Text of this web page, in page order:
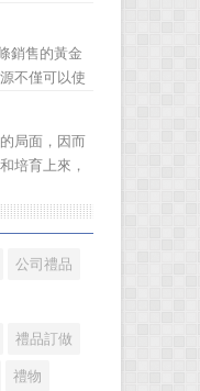
一款真皮皮
保養，也會
爲大家分享
銷售的黃金
不僅可以使
穩定的重要
基礎上不斷
業績越來越
局面，因而
培育上來，
些存在固有
經銷商通常
公司禮品
禮品訂做
禮物